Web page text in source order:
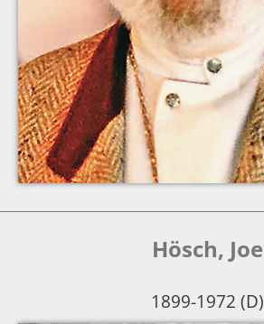
Hösch, Joe
1899-1972 (D)